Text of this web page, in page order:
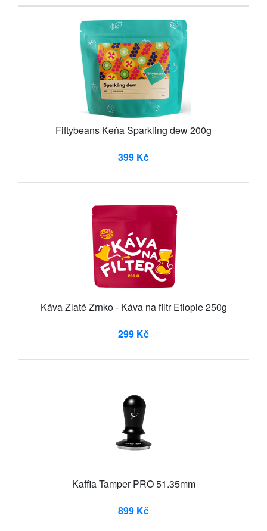
Fiftybeans Keňa Sparkling dew 200g
399 Kč
Káva Zlaté Zrnko - Káva na filtr Etiopie 250g
299 Kč
Kaffia Tamper PRO 51.35mm
899 Kč